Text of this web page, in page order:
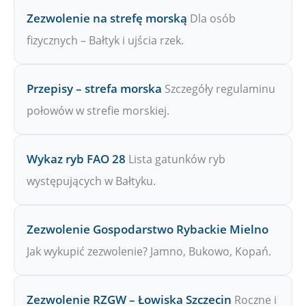
Zezwolenie na strefę morską Dla osób
fizycznych – Bałtyk i ujścia rzek.
Przepisy – strefa morska Szczegóły regulaminu
połowów w strefie morskiej.
Wykaz ryb FAO 28 Lista gatunków ryb
występujących w Bałtyku.
Zezwolenie Gospodarstwo Rybackie Mielno
Jak wykupić zezwolenie? Jamno, Bukowo, Kopań.
Zezwolenie RZGW – Łowiska Szczecin Roczne i